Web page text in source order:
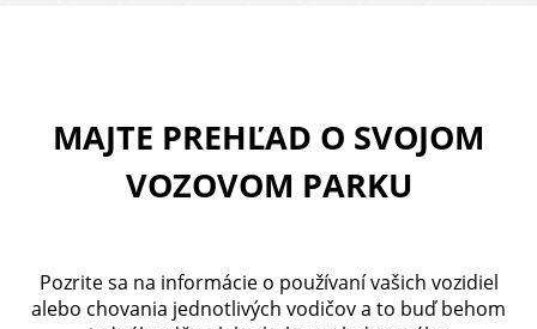
MAJTE PREHĽAD O SVOJOM
VOZOVOM PARKU
Pozrite sa na informácie o používaní vašich vozidiel
alebo chovania jednotlivých vodičov a to buď behom